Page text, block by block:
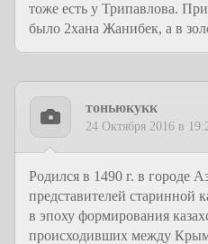
тоже есть у Трипавлова.
было 2хана Жанибек, а в
тоньюкукк
24 Октября 2016 в
Родился в 1490 г. в городе
представителей старинной
в эпоху формирования
происходивших между